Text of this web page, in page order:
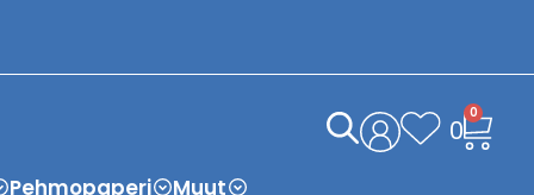
0
0
Pehmopaperi Muut